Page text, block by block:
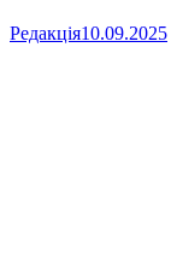
Редакція10.09.2025